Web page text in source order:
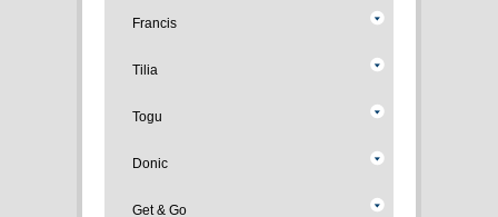
Francis
Tilia
Togu
Donic
Get & Go